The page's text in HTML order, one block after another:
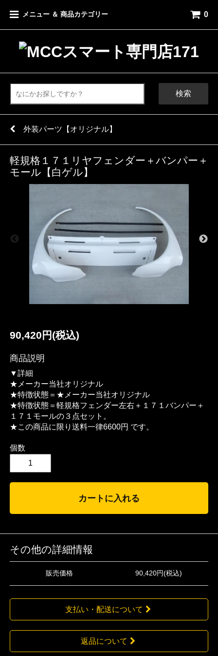
メニュー ＆ 商品カテゴリー 0
検索
外装パーツ【オリジナル】
軽規格１７１リヤフェンダー＋バンパー＋
モール【白ゲル】
90,420円(税込)
商品説明
▼詳細
★メーカー当社オリジナル
★特徴状態＝★メーカー当社オリジナル
★特徴状態＝軽規格フェンダー左右＋１７１バンパー＋
１７１モールの３点セット。
★この商品に限り送料一律6600円 です。
個数
カートに入れる
その他の詳細情報
販売価格 90,420円(税込)
支払い・配送について
返品について